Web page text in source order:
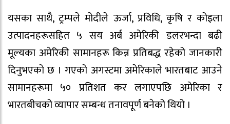
यसका साथै, ट्रम्पले मोदीले ऊर्जा, प्रविधि, कृषि र कोइला
उत्पादनहरूसहित ५ सय अर्ब अमेरिकी डलरभन्दा बढी
मूल्यका अमेरिकी सामानहरू किन्न प्रतिबद्ध रहेको जानकारी
दिनुभएको छ । गएको अगस्टमा अमेरिकाले भारतबाट आउने
सामानहरूमा ५० प्रतिशत कर लगाएपछि अमेरिका र
भारतबीचको व्यापार सम्बन्ध तनावपूर्ण बनेको थियो ।